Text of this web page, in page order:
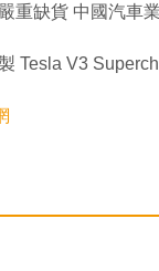
重缺貨 中國汽車
Tesla V3